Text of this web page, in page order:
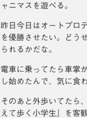
ャニマスを遊べる。
昨日今日はオートプロ
を優勝させたい。どう
られるかだな。
電車に乗ってたら車掌
し始めたんで、気に食
そのあと外歩いてたら
えて歩く小学生』を客